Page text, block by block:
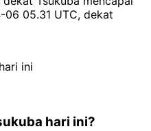
05.31 UTC, dekat
ini
hari ini?